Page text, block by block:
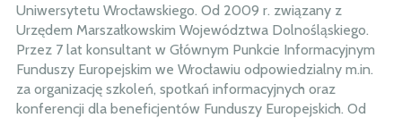
Uniwersytetu Wrocławskiego. Od 2009 r. związany z
Urzędem Marszałkowskim Województwa Dolnośląskiego.
Przez 7 lat konsultant w Głównym Punkcie Informacyjnym
Funduszy Europejskim we Wrocławiu odpowiedzialny m.in.
za organizację szkoleń, spotkań informacyjnych oraz
konferencji dla beneficjentów Funduszy Europejskich. Od